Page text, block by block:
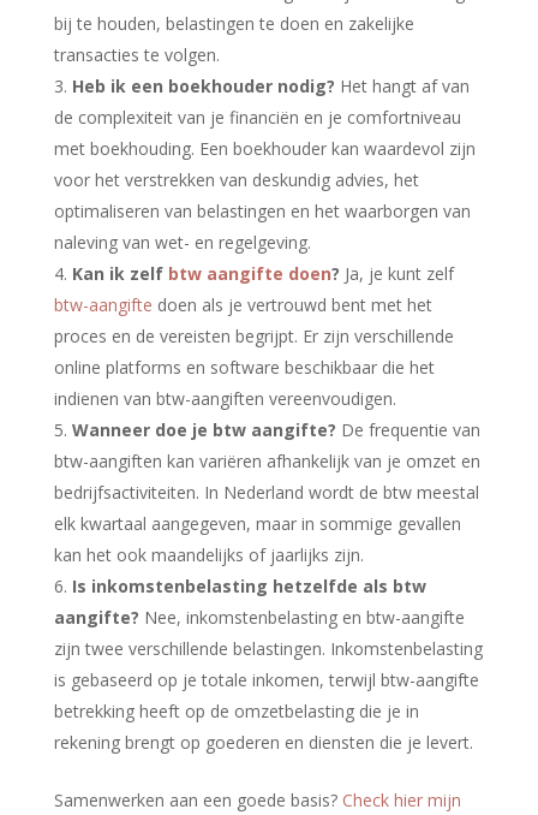
bij te houden, belastingen te doen en zakelijke
transacties te volgen.
Heb ik een boekhouder nodig? Het hangt af van
de complexiteit van je financiën en je comfortniveau
met boekhouding. Een boekhouder kan waardevol zijn
voor het verstrekken van deskundig advies, het
optimaliseren van belastingen en het waarborgen van
naleving van wet- en regelgeving.
Kan ik zelf btw aangifte doen? Ja, je kunt zelf
btw-aangifte doen als je vertrouwd bent met het
proces en de vereisten begrijpt. Er zijn verschillende
online platforms en software beschikbaar die het
indienen van btw-aangiften vereenvoudigen.
Wanneer doe je btw aangifte? De frequentie van
btw-aangiften kan variëren afhankelijk van je omzet en
bedrijfsactiviteiten. In Nederland wordt de btw meestal
elk kwartaal aangegeven, maar in sommige gevallen
kan het ook maandelijks of jaarlijks zijn.
Is inkomstenbelasting hetzelfde als btw
aangifte? Nee, inkomstenbelasting en btw-aangifte
zijn twee verschillende belastingen. Inkomstenbelasting
is gebaseerd op je totale inkomen, terwijl btw-aangifte
betrekking heeft op de omzetbelasting die je in
rekening brengt op goederen en diensten die je levert.
Samenwerken aan een goede basis? Check hier mijn